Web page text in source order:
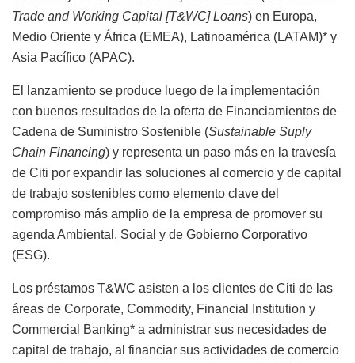
Trade and Working Capital [T&WC] Loans) en Europa,
Medio Oriente y África (EMEA), Latinoamérica (LATAM)* y
Asia Pacífico (APAC).
El lanzamiento se produce luego de la implementación
con buenos resultados de la oferta de Financiamientos de
Cadena de Suministro Sostenible (Sustainable Suply
Chain Financing) y representa un paso más en la travesía
de Citi por expandir las soluciones al comercio y de capital
de trabajo sostenibles como elemento clave del
compromiso más amplio de la empresa de promover su
agenda Ambiental, Social y de Gobierno Corporativo
(ESG).
Los préstamos T&WC asisten a los clientes de Citi de las
áreas de Corporate, Commodity, Financial Institution y
Commercial Banking* a administrar sus necesidades de
capital de trabajo, al financiar sus actividades de comercio